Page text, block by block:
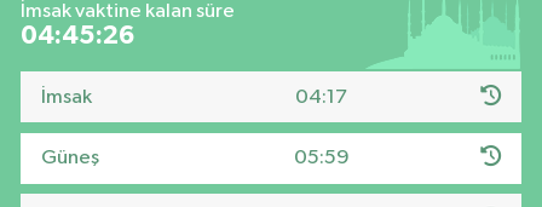
İmsak vaktine kalan süre
04:45:25
İmsak 04:17
Güneş 05:59